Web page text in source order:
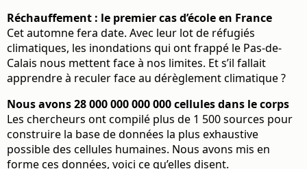
Réchauffement : le premier cas d’école en France
Cet automne fera date. Avec leur lot de réfugiés
climatiques, les inondations qui ont frappé le Pas-de-
Calais nous mettent face à nos limites. Et s’il fallait
apprendre à reculer face au dérèglement climatique ?
Nous avons 28 000 000 000 000 cellules dans le corps
Les chercheurs ont compilé plus de 1 500 sources pour
construire la base de données la plus exhaustive
possible des cellules humaines. Nous avons mis en
forme ces données, voici ce qu’elles disent.